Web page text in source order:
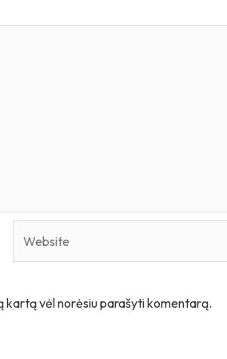
kartą vėl norėsiu parašyti komentarą.